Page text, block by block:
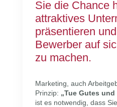
Sie die Chance
attraktives
präsentieren
Bewerber auf
zu machen.
Marketing, auch
Prinzip: „Tue Gutes und
ist es notwendig, dass